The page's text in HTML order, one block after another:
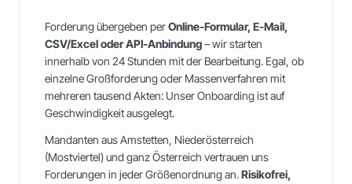
Forderung übergeben perOnline-Formular, E-Mail,
CSV/Excel oder API-Anbindung– wir starten
innerhalb von 24 Stunden mit der Bearbeitung. Egal, ob
einzelne Großforderung oder Massenverfahren mit
mehreren tausend Akten: Unser Onboarding ist auf
Geschwindigkeit ausgelegt.
Mandanten ausAmstetten, Niederösterreich
(Mostviertel)und ganz Österreich vertrauen uns
Forderungen in jeder Größenordnung an.Risikofrei,